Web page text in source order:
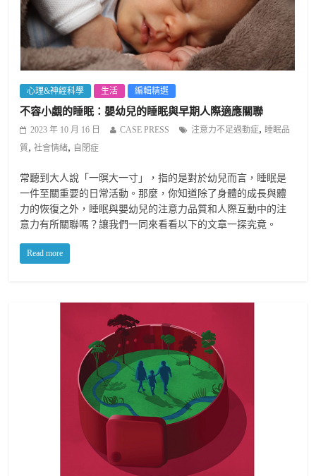
心理&神經科學 生活 編輯精選
不容小覷的睡眠：嬰幼兒的睡眠與早期人際適應關聯
2023 年 10 月 16 日 CASE PRESS 注意力不足過動症, 睡眠品
質,社會情緒, 自閉症
常聽到大人說「一暝大一寸」，指的是對於幼兒而言，睡眠是
一件至關重要的日常活動。那麼，你知道除了身體的成長與體
力的恢復之外，睡眠與嬰幼兒的注意力品質和人際互動中的注
意力有所關聯嗎？讓我們一同來看看以下的文章一探究竟。
Read more